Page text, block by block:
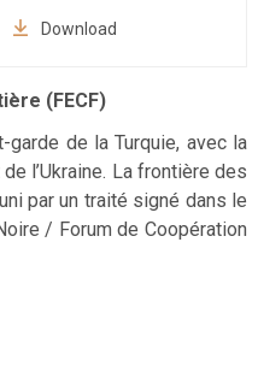
Download
(FECF)
garde de la Turquie, avec la
l’Ukraine. La frontière des
par un traité signé dans le
/ Forum de Coopération